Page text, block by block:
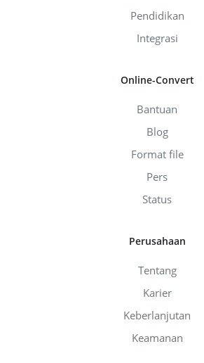
Pendidikan
Integrasi
Online-Convert
Bantuan
Blog
Format file
Pers
Status
Perusahaan
Tentang
Karier
Keberlanjutan
Keamanan